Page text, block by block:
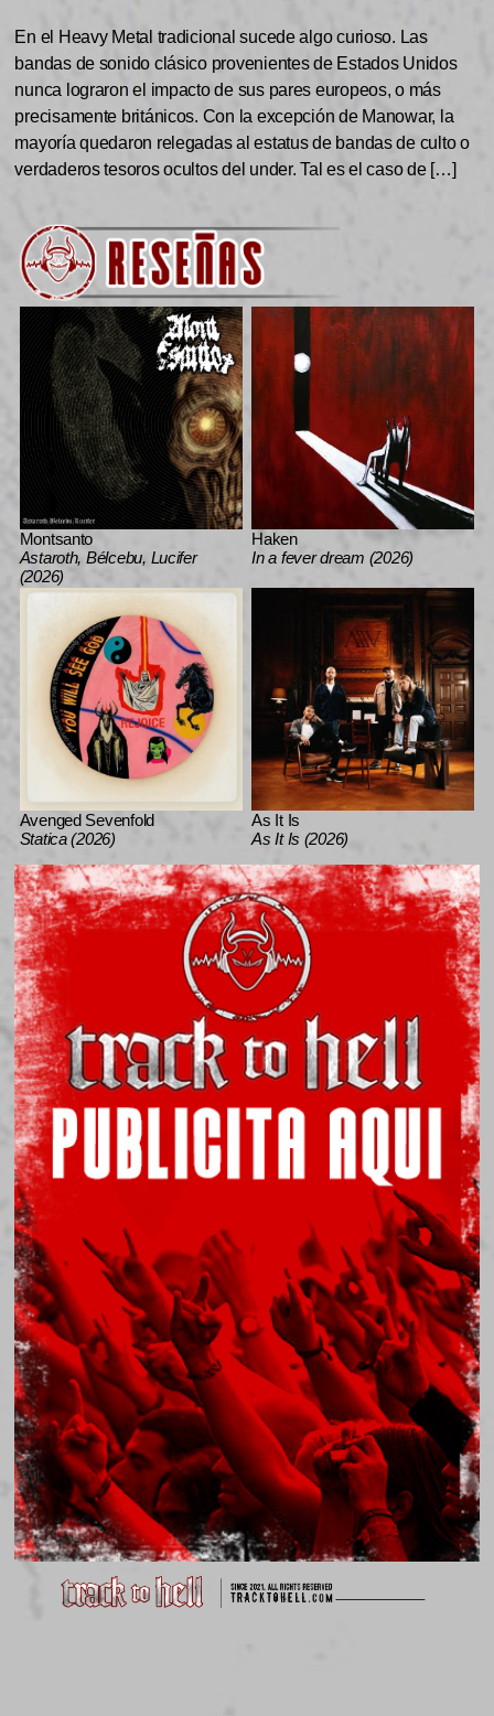
En el Heavy Metal tradicional sucede algo curioso. Las
bandas de sonido clásico provenientes de Estados Unidos
nunca lograron el impacto de sus pares europeos, o más
precisamente británicos. Con la excepción de Manowar, la
mayoría quedaron relegadas al estatus de bandas de culto o
verdaderos tesoros ocultos del under. Tal es el caso de […]
Montsanto
Astaroth, Bélcebu, Lucifer
(2026)
Haken
In a fever dream (2026)
Avenged Sevenfold
Statica (2026)
As It Is
As It Is (2026)